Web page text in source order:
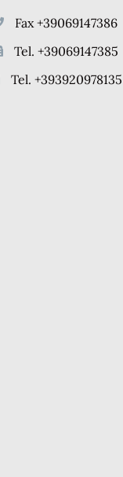
Fax +39069147386
Tel. +39069147385
Tel. +393920978135